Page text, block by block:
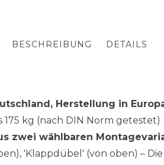
BESCHREIBUNG DETAILS
Herstellung in
kg (nach DIN Norm getestet)
zwei wählbaren
'Klappdübel' (von oben) – Die